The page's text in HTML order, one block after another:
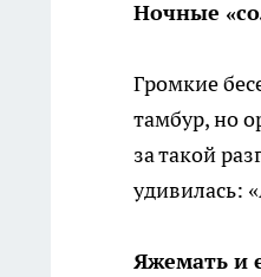
Ночные
Громкие
тамбур, но
за такой
удивилась:
Яжемать и